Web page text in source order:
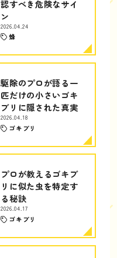
認すべき危険なサイ
ン
2026.04.24
蜂
駆除のプロが語る一
匹だけの小さいゴキ
ブリに隠された真実
2026.04.18
ゴキブリ
プロが教えるゴキブ
リに似た虫を特定す
る秘訣
2026.04.17
ゴキブリ